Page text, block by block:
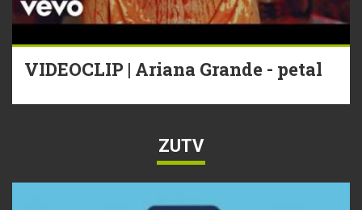
VIDEOCLIP | Ariana Grande - petal
ZUTV